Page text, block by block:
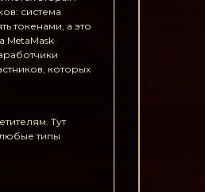
система
токенами, а это
MetaMask
которых
Тут
типы